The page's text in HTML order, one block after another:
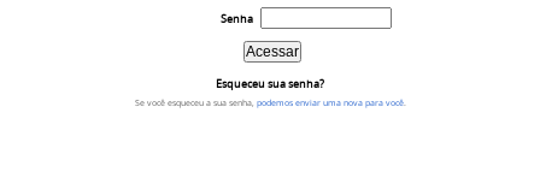
Senha
Esqueceu sua senha?
Se você esqueceu a sua senha, podemos enviar uma nova para você.